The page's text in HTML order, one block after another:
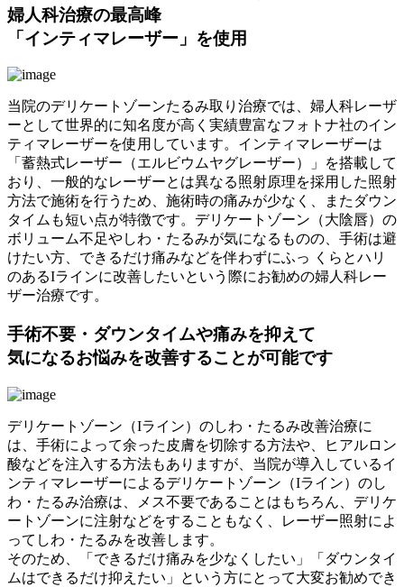
婦人科治療の最高峰
「インティマレーザー」を使用
当院のデリケートゾーンたるみ取り治療では、婦人科レーザ
ーとして世界的に知名度が高く実績豊富なフォトナ社のイン
ティマレーザーを使用しています。インティマレーザーは
「蓄熱式レーザー（エルビウムヤグレーザー）」を搭載して
おり、一般的なレーザーとは異なる照射原理を採用した照射
方法で施術を行うため、施術時の痛みが少なく、またダウン
タイムも短い点が特徴です。デリケートゾーン（大陰唇）の
ボリューム不足やしわ・たるみが気になるものの、手術は避
けたい方、できるだけ痛みなどを伴わずにふっ くらとハリ
のあるIラインに改善したいという際にお勧めの婦人科レー
ザー治療です。
手術不要・ダウンタイムや痛みを抑えて
気になるお悩みを改善することが可能です
デリケートゾーン（Iライン）のしわ・たるみ改善治療に
は、手術によって余った皮膚を切除する方法や、ヒアルロン
酸などを注入する方法もありますが、当院が導入しているイ
ンティマレーザーによるデリケートゾーン（Iライン）のし
わ・たるみ治療は、メス不要であることはもちろん、デリケ
ートゾーンに注射などをすることもなく、レーザー照射によ
ってしわ・たるみを改善します。
そのため、「できるだけ痛みを少なくしたい」「ダウンタイ
ムはできるだけ抑えたい」という方にとって大変お勧めでき